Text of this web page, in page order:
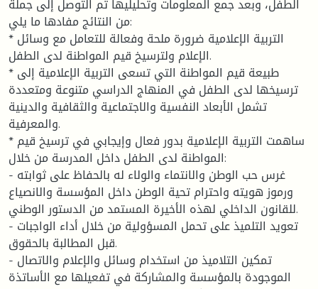
الطفل، وبعد جمع المعلومات وتحليليها تم التوصل إلى جملة
من النتائج مفادها ما يلي:
* التربية الإعلامية ضرورة ملحة وفعالة للتعامل مع وسائل
الإعلام ولترسيخ قيم المواطنة لدى الطفل.
* طبيعة قيم المواطنة التي تسعى التربية الإعلامية إلى
ترسيخها لدى الطفل في المنهاج الدراسي متنوعة ومتعددة
تشمل الأبعاد النفسية والاجتماعية والثقافية والدينية
والمعرفية.
* ساهمت التربية الإعلامية بدور فعال وإيجابي في ترسيخ قيم
المواطنة لدى الطفل داخل المدرسة من خلال:
- غرس حب الوطن والانتماء والولاء له بالحفاظ على ثوابته
ورموز هويته واحترام تحية الوطن داخل المؤسسة والانصياع
للقانون الداخلي لهذه الأخيرة المستمد من الدستور الوطني.
- تعويد التلميذ على تحمل المسؤولية من خلال أداء الواجبات
قبل المطالبة بالحقوق.
- تمكين التلاميذ من استخدام وسائل والإعلام والاتصال
الموجودة بالمؤسسة والمشاركة في تفعيلها مع الأساتذة